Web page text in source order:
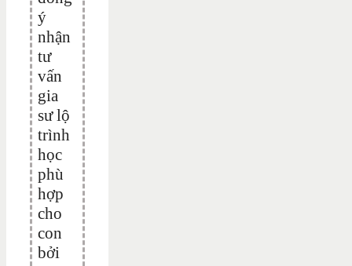
ý
nhận
tư
vấn
gia
sư lộ
trình
học
phù
hợp
cho
con
bởi